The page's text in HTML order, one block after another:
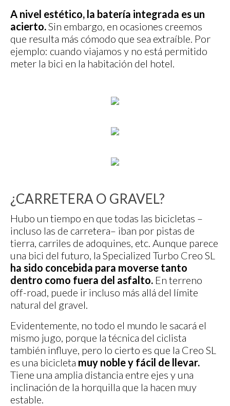
A nivel estético, la batería integrada es un
acierto. Sin embargo, en ocasiones creemos
que resulta más cómodo que sea extraíble. Por
ejemplo: cuando viajamos y no está permitido
meter la bici en la habitación del hotel.
¿CARRETERA O GRAVEL?
Hubo un tiempo en que todas las bicicletas –
incluso las de carretera– iban por pistas de
tierra, carriles de adoquines, etc. Aunque parece
una bici del futuro, la Specialized Turbo Creo SL
ha sido concebida para moverse tanto
dentro como fuera del asfalto. En terreno
off-road, puede ir incluso más allá del límite
natural del gravel.
Evidentemente, no todo el mundo le sacará el
mismo jugo, porque la técnica del ciclista
también influye, pero lo cierto es que la Creo SL
es una bicicleta muy noble y fácil de llevar.
Tiene una amplia distancia entre ejes y una
inclinación de la horquilla que la hacen muy
estable.